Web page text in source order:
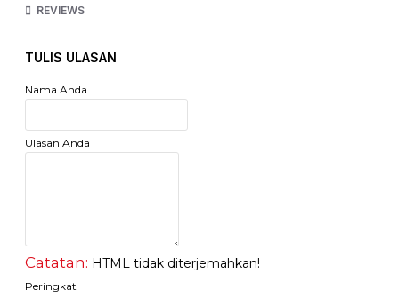
Bahan : Rubber / Karet Mentah
REVIEWS
TULIS ULASAN
Nama Anda
Ulasan Anda
Catatan: HTML tidak diterjemahkan!
Peringkat